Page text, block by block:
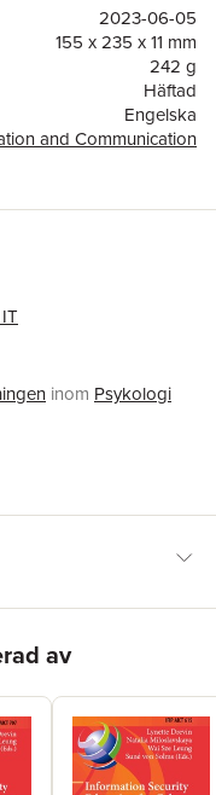
Education; and Real-
2023-06-05
155 x 235 x 11 mm
242 g
Häftad
Engelska
and Communication
Publishing AG
inom Psykologi
av